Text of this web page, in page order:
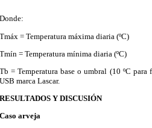
Donde:
Tmáx = Temperatura máxima diaria (ºC)
Tmín = Temperatura mínima diaria (ºC)
Tb = Temperatura base o umbral (10 ºC
USB marca Lascar.
RESULTADOS Y DISCUSIÓN
Caso arveja